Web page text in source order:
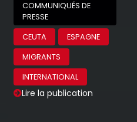
COMMUNIQUÉS DE
PRESSE
CEUTA
ESPAGNE
MIGRANTS
INTERNATIONAL
Lire la publication